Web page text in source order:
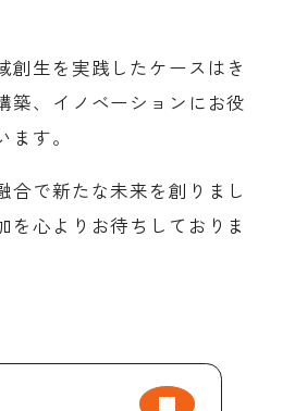
創生を実践したケースはき
築、イノベーションにお役
す。
合で新たな未来を創りまし
を心よりお待ちしておりま